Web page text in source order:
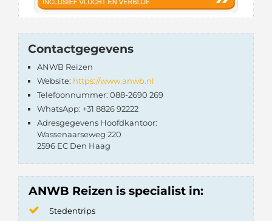
Contactgegevens
ANWB Reizen
Website: https://www.anwb.nl
Telefoonnummer: 088-2690 269
WhatsApp: +31 8826 92222
Adresgegevens Hoofdkantoor:
Wassenaarseweg 220
2596 EC Den Haag
ANWB Reizen is specialist in:
Stedentrips